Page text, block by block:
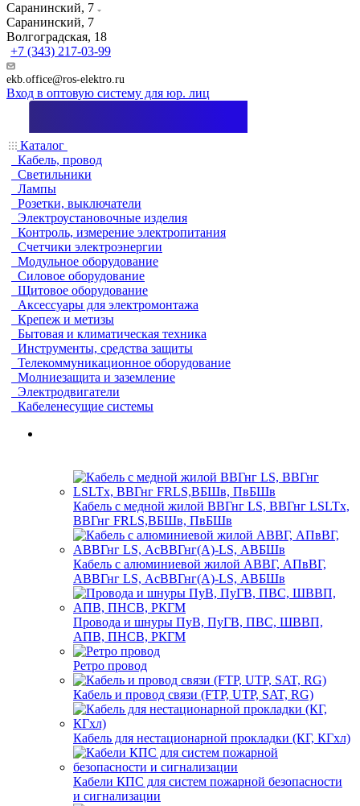
Саранинский, 7
Саранинский, 7
Волгоградская, 18
+7 (343) 217-03-99
ekb.office@ros-elektro.ru
Вход в оптовую систему для юр. лиц
Каталог
Кабель, провод
Светильники
Лампы
Розетки, выключатели
Электроустановочные изделия
Контроль, измерение электропитания
Счетчики электроэнергии
Модульное оборудование
Силовое оборудование
Щитовое оборудование
Аксессуары для электромонтажа
Крепеж и метизы
Бытовая и климатическая техника
Инструменты, средства защиты
Телекоммуникационное оборудование
Молниезащита и заземление
Электродвигатели
Кабеленесущие системы
Кабель с медной жилой ВВГнг LS, ВВГнг LSLTx,
ВВГнг FRLS,ВБШв, ПвБШв
Кабель с алюминиевой жилой АВВГ, АПвВГ,
АВВГнг LS, АсВВГнг(А)-LS, АВБШв
Провода и шнуры ПуВ, ПуГВ, ПВС, ШВВП,
АПВ, ПНСВ, РКГМ
Ретро провод
Кабель и провод связи (FTP, UTP, SAT, RG)
Кабель для нестационарной прокладки (КГ, КГхл)
Кабели КПС для систем пожарной безопасности
и сигнализации